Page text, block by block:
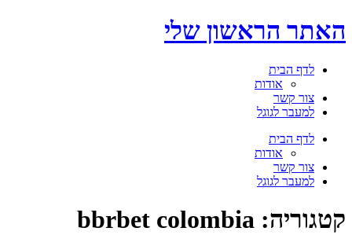
דלג
לתוכן
האתר הראשון שלי
לדף הבית
אודות
צור קשר
למעבר לגוגל
תפריט לדף הבית
אודות
צור קשר
למעבר לגוגל
קטגוריה: bbrbet colombia